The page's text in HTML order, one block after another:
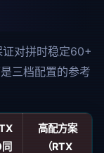
对拼时稳定60+
三档配置的参考
高配方案
（RTX